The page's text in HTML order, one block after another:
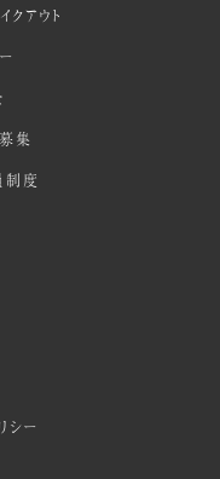
クアウト
集
制度
シー